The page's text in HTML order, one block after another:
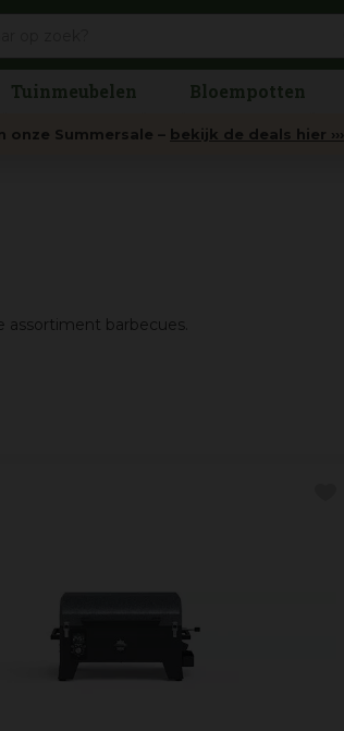
Tuinmeubelen Bloempotten
onze Summersale – bekijk de deals hier ›››
barbecues.